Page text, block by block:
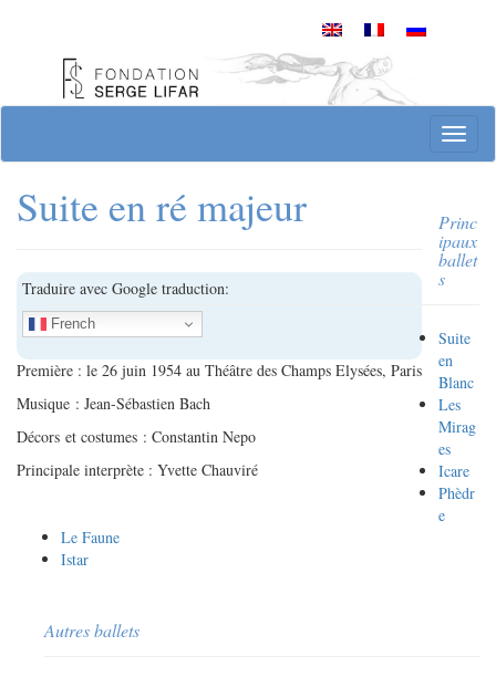
T
o
l
e
i
a
t
i
n
Suite en ré majeur
Traduire avec Google traduction:
French
Première : le 26 juin 1954 au Théâtre des Champs Elysées, Paris
Musique : Jean-Sébastien Bach
Décors et costumes : Constantin Nepo
Principale interprète : Yvette Chauviré
Princ
ipaux
ballet
s
Suite
en
Blanc
Les
Mirag
es
Icare
Phèdr
e
Le Faune
Istar
Autres ballets